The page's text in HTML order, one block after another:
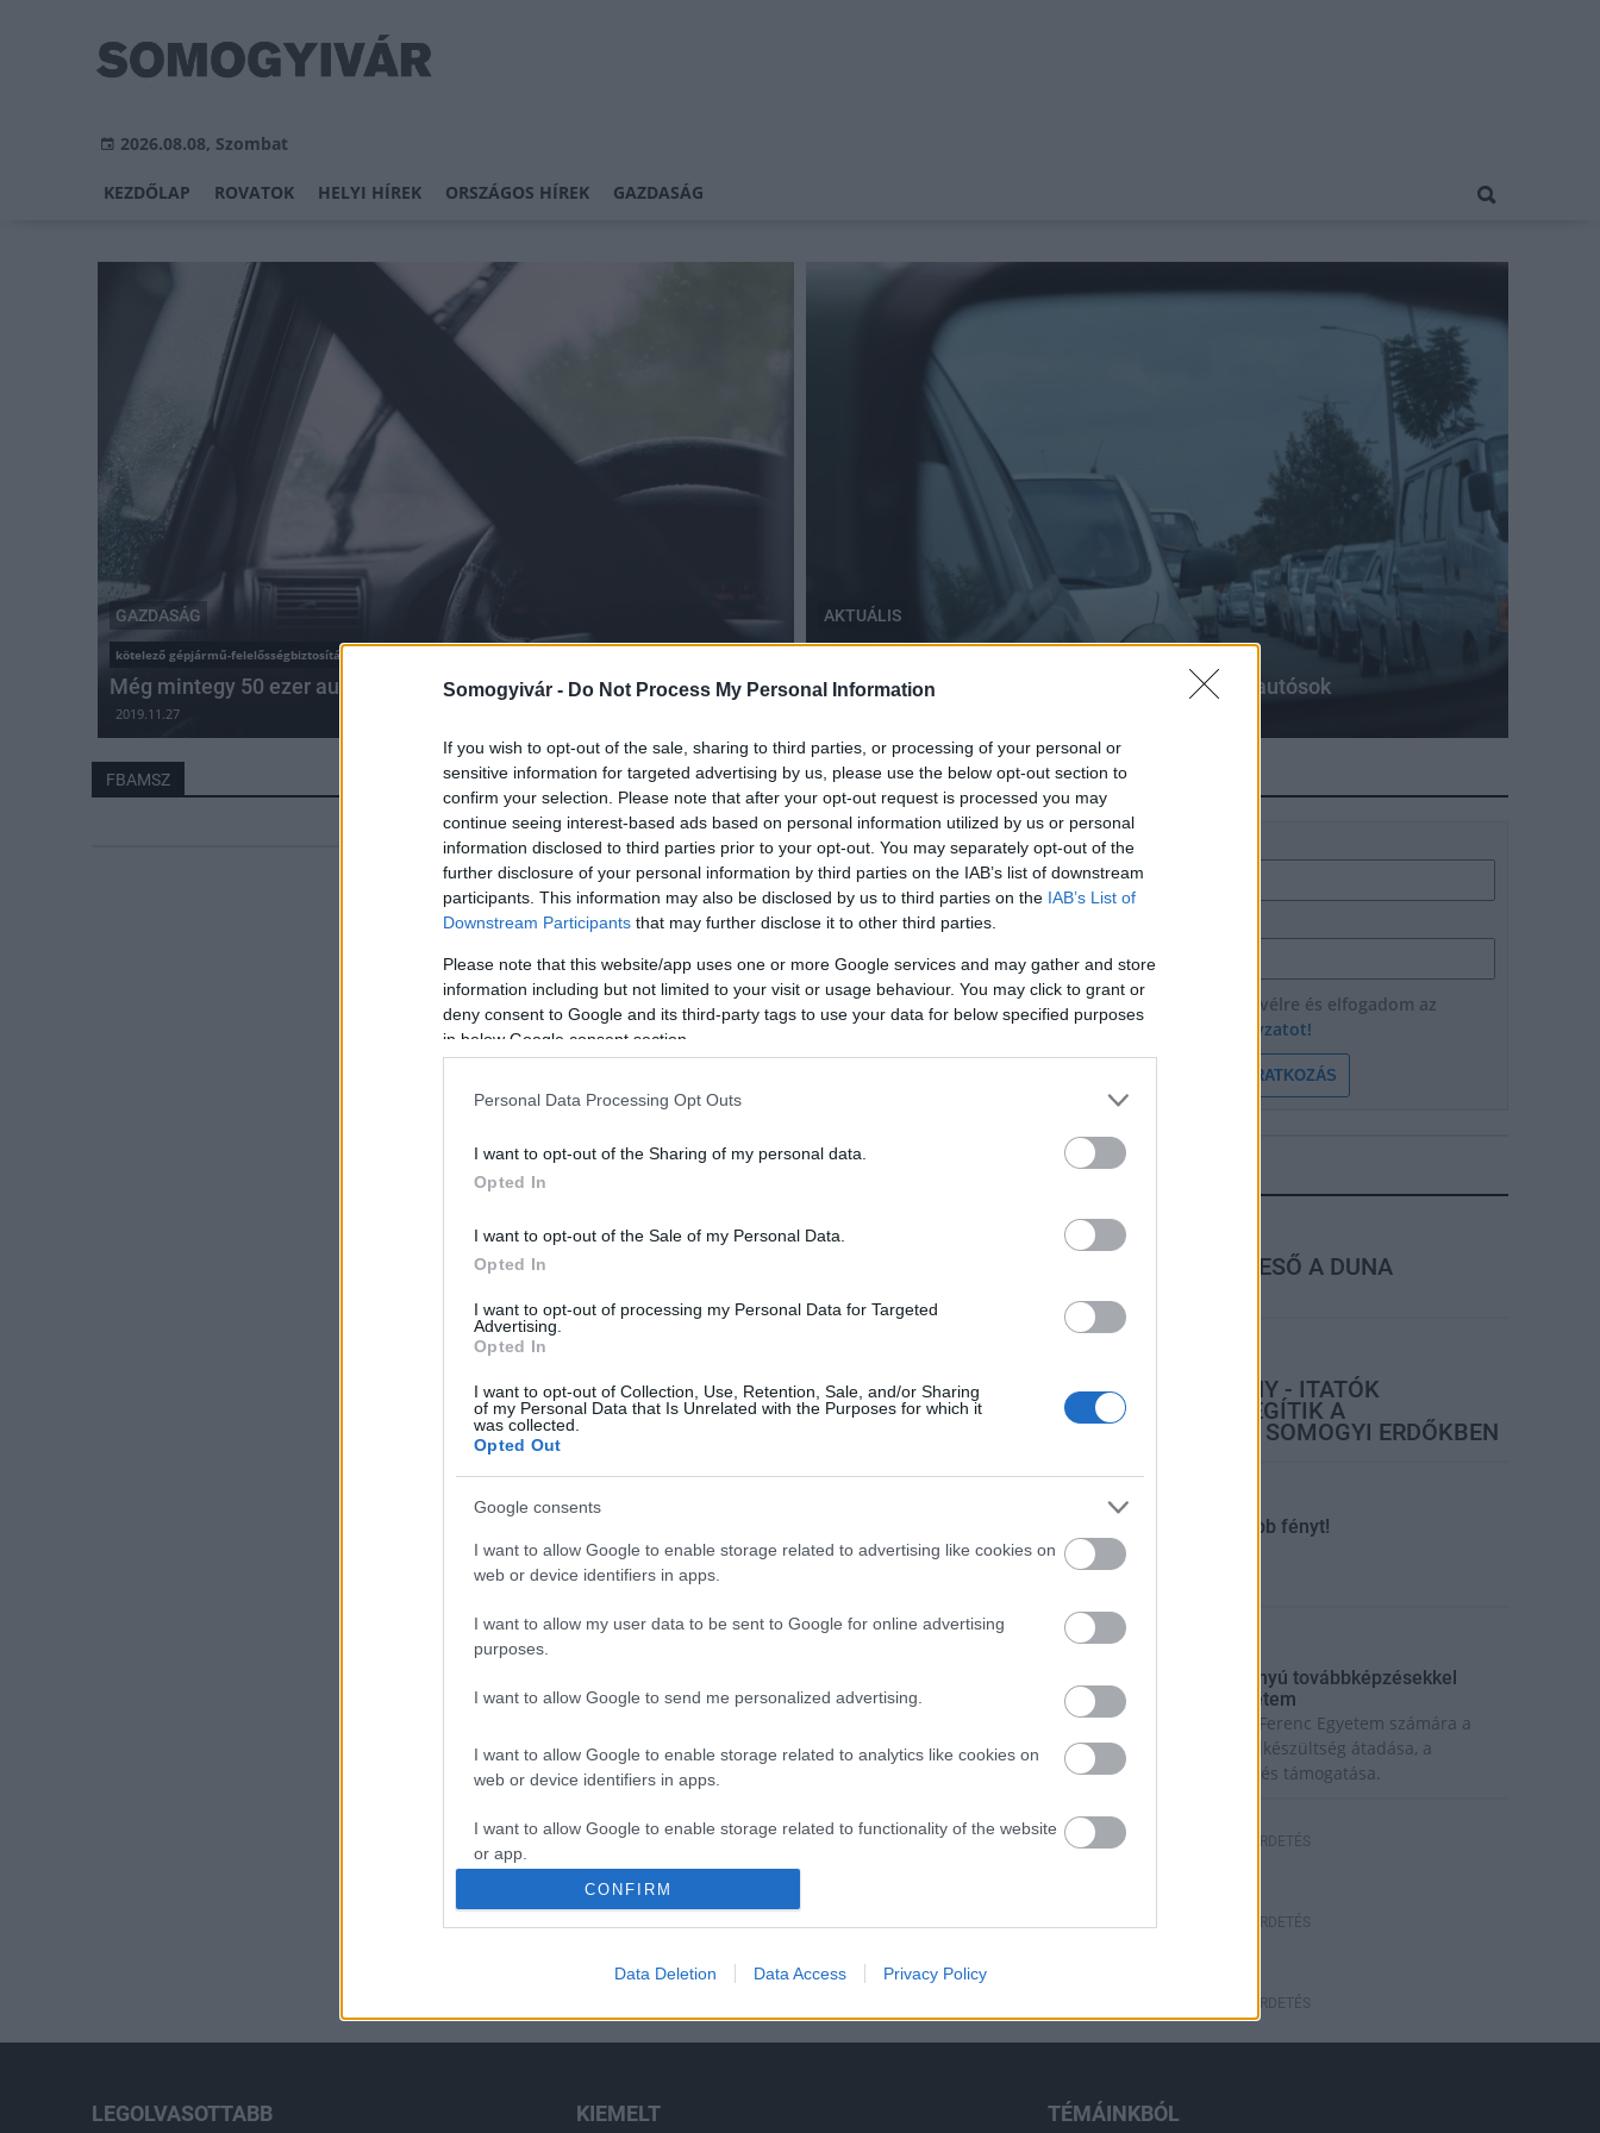
Somogyivár - Do Not Process My Personal Information
If you wish to opt-out of the sale, sharing to third parties, or processing of your personal or
sensitive information for targeted advertising by us, please use the below opt-out section to
confirm your selection. Please note that after your opt-out request is processed you may
continue seeing interest-based ads based on personal information utilized by us or personal
information disclosed to third parties prior to your opt-out. You may separately opt-out of the
further disclosure of your personal information by third parties on the IAB’s list of downstream
participants. This information may also be disclosed by us to third parties on the IAB’s List of
Downstream Participants that may further disclose it to other third parties.
Please note that this website/app uses one or more Google services and may gather and store
information including but not limited to your visit or usage behaviour. You may click to grant or
deny consent to Google and its third-party tags to use your data for below specified purposes
in below Google consent section.
Personal Data Processing Opt Outs
I want to opt-out of the Sharing of my personal data.
Opted In
I want to opt-out of the Sale of my Personal Data.
Opted In
I want to opt-out of processing my Personal Data for Targeted
Advertising.
Opted In
I want to opt-out of Collection, Use, Retention, Sale, and/or Sharing
of my Personal Data that Is Unrelated with the Purposes for which it
was collected.
Opted Out
Google consents
I want to allow Google to enable storage related to advertising like cookies on
web or device identifiers in apps.
I want to allow my user data to be sent to Google for online advertising
purposes.
I want to allow Google to send me personalized advertising.
I want to allow Google to enable storage related to analytics like cookies on
web or device identifiers in apps.
I want to allow Google to enable storage related to functionality of the website
or app.
authentication functionality and fraud prevention, and other user protection.
CONFIRM
Data Deletion Data Access Privacy Policy
2026.08.08, Szombat
KEZDŐLAP ROVATOK HELYI HÍREK ORSZÁGOS HÍREK GAZDASÁG
GAZDASÁG
kötelező gépjármű-felelősségbiztosítás
Még mintegy 50 ezer autós válthat kötelezőt a héten
2019.11.27
AKTUÁLIS
Márciusig kaptak haladékot a biztosítóktól az autósok
FBAMSZ HÍRLEVÉL
Név
Feliratkozom a hírlevélre és elfogadom az
adatvédelmi szabályzatot!
FELIRATKOZÁS
Országos hírek
MEGÉRKEZETT AZ ESŐ A DUNA
HŐSÉG ÉS VÍZHIÁNY - ITATÓK
FELTÖLTÉSÉVEL SEGÍTIK A
VADÁLLOMÁNYT A SOMOGYI ERDŐKBEN
Kevesebb fényt!
Országos hírek
Kecskeméten is szakirányú továbbképzésekkel
erősít a Gál Ferenc Egyetem
Kiemelt fontosságú a Gál Ferenc Egyetem számára a
jövőbe mutató szakmai felkészültség átadása, a
folyamatos szakmai fejlődés támogatása.
HÍRDETÉS
HÍRDETÉS
HÍRDETÉS
LEGOLVASOTTABB KIEMELT TÉMÁINKBÓL